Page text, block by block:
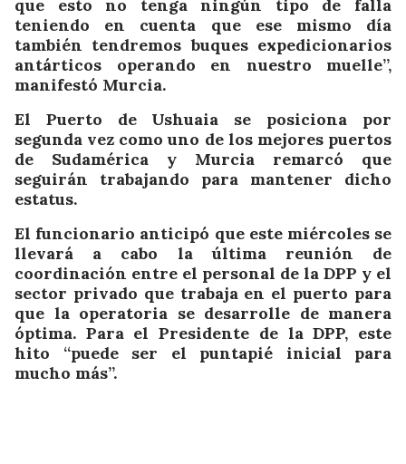
que esto no tenga ningún tipo de falla
teniendo en cuenta que ese mismo día
también tendremos buques expedicionarios
antárticos operando en nuestro muelle”,
manifestó Murcia.
El Puerto de Ushuaia se posiciona por
segunda vez como uno de los mejores puertos
de Sudamérica y Murcia remarcó que
seguirán trabajando para mantener dicho
estatus.
El funcionario anticipó que este miércoles se
llevará a cabo la última reunión de
coordinación entre el personal de la DPP y el
sector privado que trabaja en el puerto para
que la operatoria se desarrolle de manera
óptima. Para el Presidente de la DPP, este
hito “puede ser el puntapié inicial para
mucho más”.